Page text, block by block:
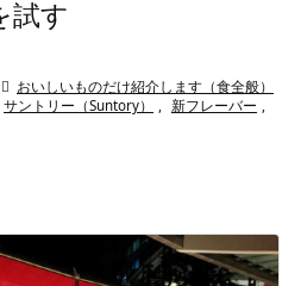
試す
 おいしいものだけ紹介します（食全般）
サントリー（Suntory） 新フレーバー